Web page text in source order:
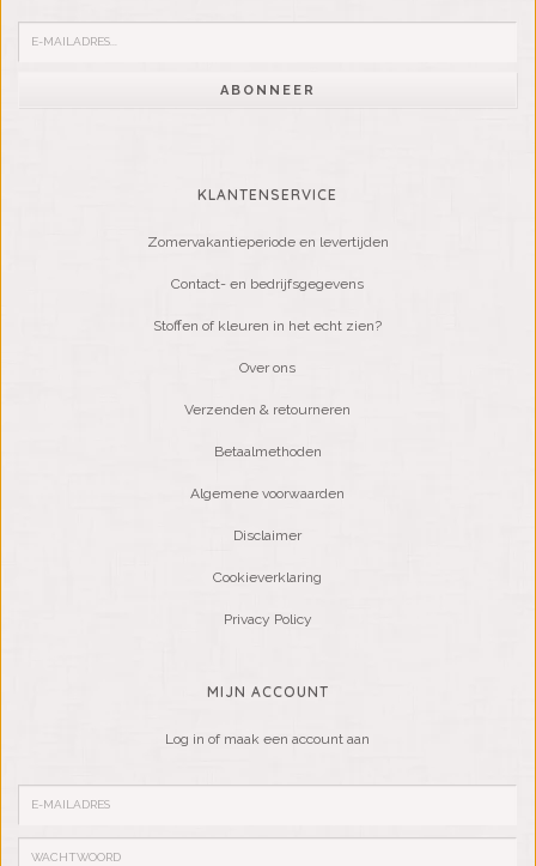
ABONNEER
KLANTENSERVICE
Zomervakantieperiode en levertijden
Contact- en bedrijfsgegevens
Stoffen of kleuren in het echt zien?
Over ons
Verzenden & retourneren
Betaalmethoden
Algemene voorwaarden
Disclaimer
Cookieverklaring
Privacy Policy
MIJN ACCOUNT
Log in of maak een account aan